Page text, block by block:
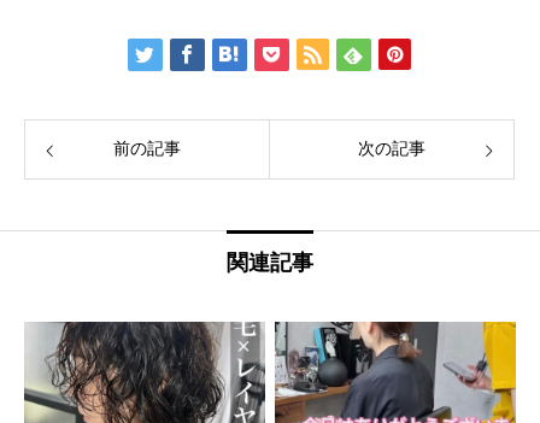
前の記事 次の記事
関連記事